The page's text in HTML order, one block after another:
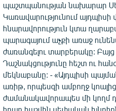
պաշտպանության նախարար
Կառավարությունում
հնարավորություն կտա
պարագայում աչքի առաջ
ժառանգելու տարբերակը:
Դաշնակցությունը հեշտ ու
մեկնաբանը: - «Այդպիսի
առիթ, որպեսզի ամբողջ
ժամանակավորապես մի կողմ